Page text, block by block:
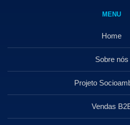
MENU
Home
Sobre nós
Projeto
Vendas